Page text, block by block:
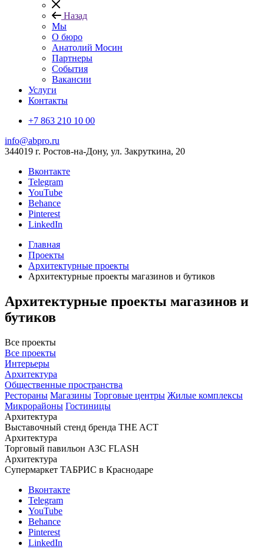
Назад
Мы
О бюро
Анатолий Мосин
Партнеры
События
Вакансии
Услуги
Контакты
+7 863 210 10 00
info@abpro.ru
344019 г. Ростов-на-Дону, ул. Закруткина, 20
Вконтакте
Telegram
YouTube
Behance
Pinterest
LinkedIn
Главная
Проекты
Архитектурные проекты
Архитектурные проекты магазинов и бутиков
Архитектурные проекты магазинов и
бутиков
Все проекты
Все проекты
Интерьеры
Архитектура
Общественные пространства
Рестораны Магазины Торговые центры Жилые комплексы
Микрорайоны Гостиницы
Архитектура
Выставочный стенд бренда THE ACT
Архитектура
Торговый павильон АЗС FLASH
Архитектура
Супермаркет ТАБРИС в Краснодаре
Вконтакте
Telegram
YouTube
Behance
Pinterest
LinkedIn